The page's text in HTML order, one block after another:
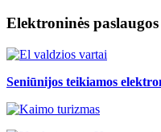
Elektroninės paslaugos
Seniūnijos teikiamos